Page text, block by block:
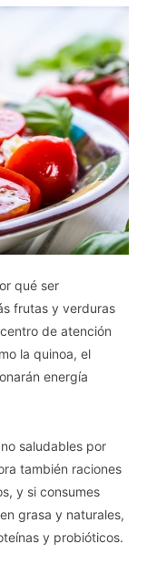
qué ser
frutas y verduras
de atención
la quinoa, el
energía
saludables por
también raciones
y si consumes
grasa y naturales,
y probióticos.